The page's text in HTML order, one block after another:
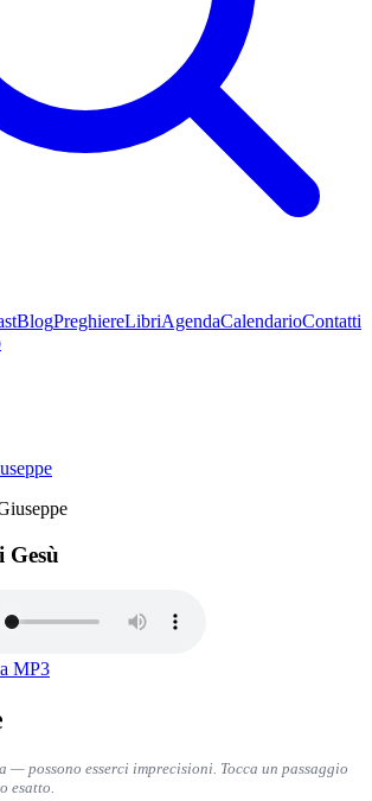
BlogPreghiereLibriAgendaCalendarioContatti
Gesù
MP3
— possono esserci imprecisioni. Tocca un passaggio
esatto.